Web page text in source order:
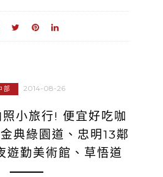
部 2014-08-26
照小旅行! 便宜好吃咖
典綠園道、忠明13鄰
遊勤美術館、草悟道